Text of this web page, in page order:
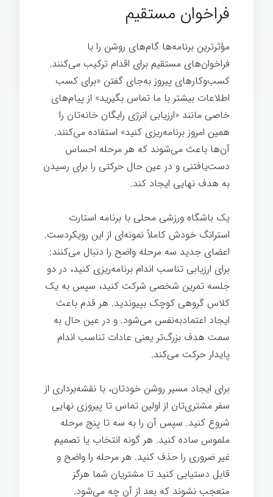
فراخوان مستقیم
مؤثرترین برنامه‌ها گام‌های روشن را با
فراخوان‌های مستقیم برای اقدام ترکیب می‌کنند.
کسب‌وکارهای پیروز به‌جای گفتن «برای کسب
اطلاعات بیشتر با ما تماس بگیرید» از پیام‌های
خاصی مانند «ارزیابی انرژی رایگان خانه‌تان را
همین امروز برنامه‌ریزی کنید» استفاده می‌کنند.
آن‌ها باعث می‌شوند که هر مرحله احساس
دست‌یافتنی و در عین حال حرکتی را برای رسیدن
به هدف نهایی ایجاد کند.
یک باشگاه ورزشی محلی با برنامه استارت
استرانگ خودش کاملاً نمونه‌ای از این رویکردست.
اعضای جدید سه مرحله واضح را دنبال می‌کنند:
برای ارزیابی تناسب اندام برنامه‌ریزی کنید، در دو
جلسه تمرین شخصی شرکت کنید، سپس به یک
کلاس گروهی کوچک بپیوندید. هر قدم باعث
ایجاد اعتمادبه‌نفس می‌شود. و در عین حال به
سمت هدف بزرگ‌تر یعنی عادات تناسب اندام
پایدار حرکت می‌کند.
برای ایجاد مسیر روشن خودتان، با نقشه‌برداری از
سفر مشتری‌تان از اولین تماس تا پیروزی نهایی
شروع کنید. سپس آن را به سه تا پنج مرحله
ملموس ساده کنید. هر گونه انتخاب یا تصمیم
غیر ضروری را حذف کنید. هر مرحله را واضح و
قابل دستیابی کنید تا مشتریان شما هرگز
متعجب نشوند که بعد از آن چه می‌شود.